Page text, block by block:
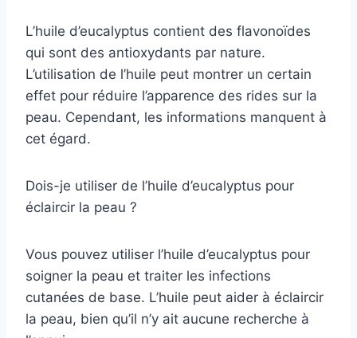
L’huile d’eucalyptus contient des flavonoïdes
qui sont des antioxydants par nature.
L’utilisation de l’huile peut montrer un certain
effet pour réduire l’apparence des rides sur la
peau. Cependant, les informations manquent à
cet égard.
Dois-je utiliser de l’huile d’eucalyptus pour
éclaircir la peau ?
Vous pouvez utiliser l’huile d’eucalyptus pour
soigner la peau et traiter les infections
cutanées de base. L’huile peut aider à éclaircir
la peau, bien qu’il n’y ait aucune recherche à